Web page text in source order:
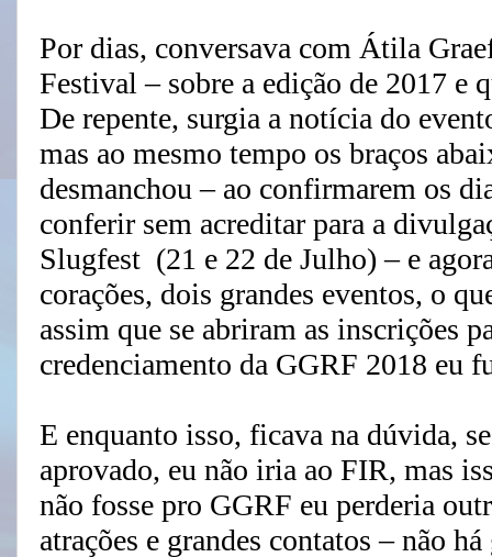
Por dias, conversava com Átila
Festival – sobre a edição de 2017 e
De repente, surgia a notícia do
mas ao mesmo tempo os braços
desmanchou – ao confirmarem os
conferir sem acreditar para a
Slugfest (21 e 22 de Julho) – e
corações, dois grandes eventos, o
assim que se abriram as inscrições
credenciamento da GGRF 2018 eu
E enquanto isso, ficava na dúvida,
aprovado, eu não iria ao FIR, mas
não fosse pro GGRF eu perderia
atrações e grandes contatos – não